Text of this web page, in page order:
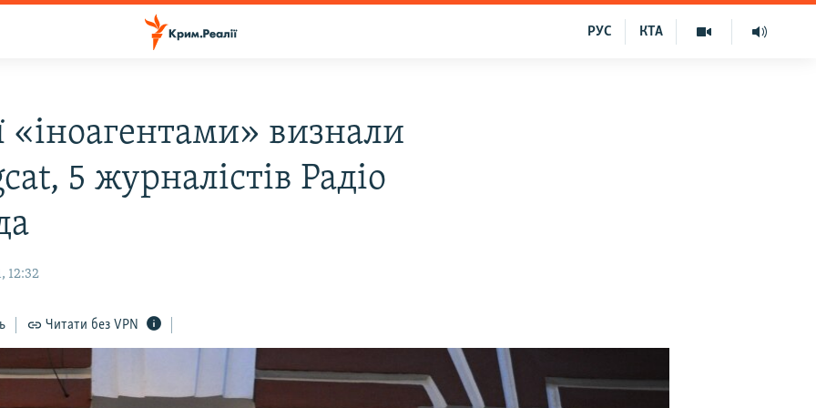
КТА
РУС
«іноагентами» визнали
5 журналістів Радіо
12:32
Читати без VPN